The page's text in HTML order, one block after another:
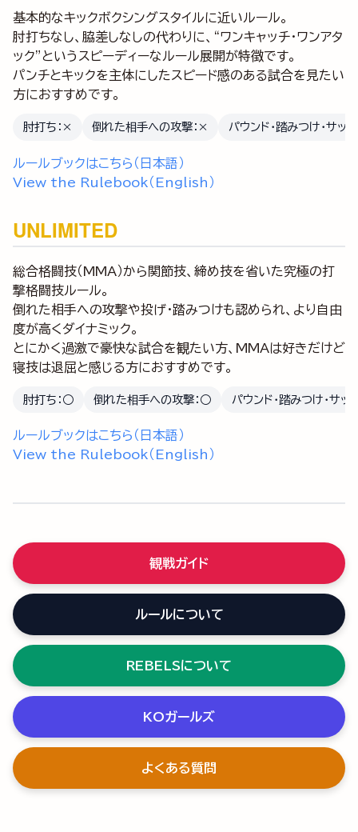
基本的なキックボクシングスタイルに近いルール。
肘打ちなし、脇差しなしの代わりに、“ワンキャッチ・ワンアタ
ック”というスピーディーなルール展開が特徴です。
パンチとキックを主体にしたスピード感のある試合を見たい
方におすすめです。
肘打ち：× 倒れた相手への攻撃：× パウンド・踏みつけ・サッ
ルールブックはこちら（日本語）
View the Rulebook（English）
UNLIMITED
総合格闘技（MMA）から関節技、締め技を省いた究極の打
撃格闘技ルール。
倒れた相手への攻撃や投げ・踏みつけも認められ、より自由
度が高くダイナミック。
とにかく過激で豪快な試合を観たい方、MMAは好きだけど
寝技は退屈と感じる方におすすめです。
肘打ち：○ 倒れた相手への攻撃：○ パウンド・踏みつけ・サ
ルールブックはこちら（日本語）
View the Rulebook（English）
観戦ガイド
ルールについて
REBELSについて
KOガールズ
よくある質問